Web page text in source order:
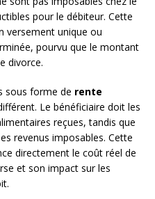
pour le débiteur. Cette
versement unique ou
pourvu que le montant
divorce.
sous forme de rente
Le bénéficiaire doit les
reçues, tandis que
revenus imposables. Cette
directement le coût réel de
et son impact sur les